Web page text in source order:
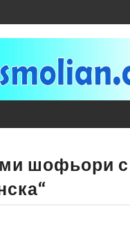
шофьори с